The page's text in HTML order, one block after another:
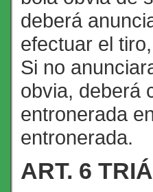
deberá
efectuar el
Si no
obvia, deberá
entronerada
entronerada.
ART. 6